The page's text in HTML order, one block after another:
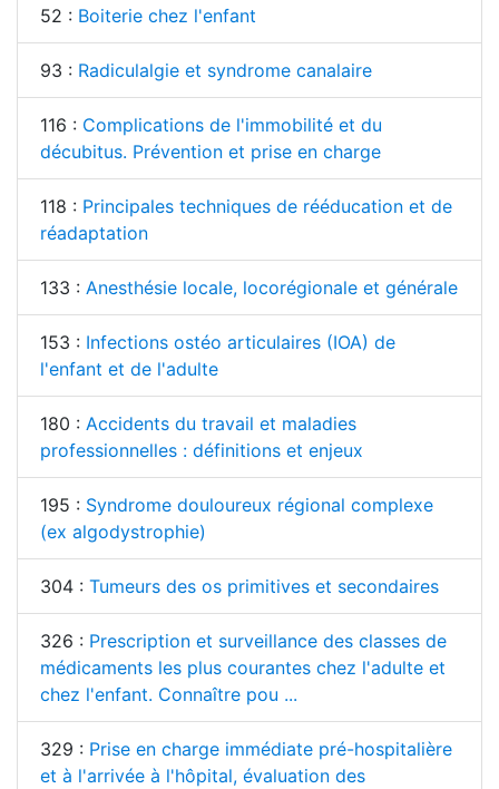
52 : Boiterie chez l'enfant
93 : Radiculalgie et syndrome canalaire
116 : Complications de l'immobilité et du
décubitus. Prévention et prise en charge
118 : Principales techniques de rééducation et de
réadaptation
133 : Anesthésie locale, locorégionale et générale
153 : Infections ostéo articulaires (IOA) de
l'enfant et de l'adulte
180 : Accidents du travail et maladies
professionnelles : définitions et enjeux
195 : Syndrome douloureux régional complexe
(ex algodystrophie)
304 : Tumeurs des os primitives et secondaires
326 : Prescription et surveillance des classes de
médicaments les plus courantes chez l'adulte et
chez l'enfant. Connaître pou ...
329 : Prise en charge immédiate pré-hospitalière
et à l'arrivée à l'hôpital, évaluation des